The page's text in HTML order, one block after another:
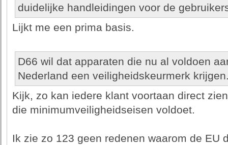
duidelijke handleidingen voor de
Lijkt me een prima basis.
D66 wil dat apparaten die nu al voldoen
Nederland een veiligheidskeurmerk
Kijk, zo kan iedere klant voortaan direct
die minimumveiligheidseisen voldoet.
Ik zie zo 123 geen redenen waarom de EU